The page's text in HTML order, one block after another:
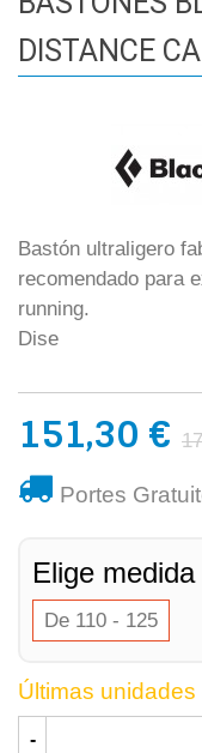
DISTANCE
Bastón ultraligero
recomendado para
running.
Dise
151,30 €
Portes
Elige
De 110 - 125
Últimas unidades
-